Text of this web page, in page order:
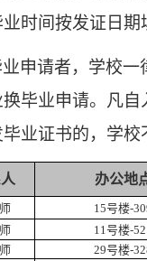
时间按发证日期
申请者，学校
毕业申请。凡
业证书的，学校
办公地
15号楼-
11号楼-
29号楼-